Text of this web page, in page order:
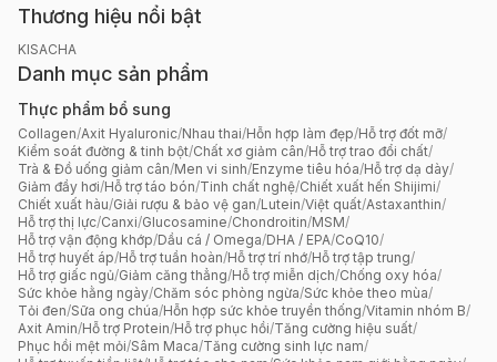
Thương hiệu nổi bật
KISACHA
Danh mục sản phẩm
Thực phẩm bổ sung
Collagen/Axit Hyaluronic/Nhau thai/Hỗn hợp làm đẹp/Hỗ trợ đốt mỡ/
Kiểm soát đường & tinh bột/Chất xơ giảm cân/Hỗ trợ trao đổi chất/
Trà & Đồ uống giảm cân/Men vi sinh/Enzyme tiêu hóa/Hỗ trợ dạ dày/
Giảm đầy hơi/Hỗ trợ táo bón/Tinh chất nghệ/Chiết xuất hến Shijimi/
Chiết xuất hàu/Giải rượu & bảo vệ gan/Lutein/Việt quất/Astaxanthin/
Hỗ trợ thị lực/Canxi/Glucosamine/Chondroitin/MSM/
Hỗ trợ vận động khớp/Dầu cá / Omega/DHA / EPA/CoQ10/
Hỗ trợ huyết áp/Hỗ trợ tuần hoàn/Hỗ trợ trí nhớ/Hỗ trợ tập trung/
Hỗ trợ giấc ngủ/Giảm căng thẳng/Hỗ trợ miễn dịch/Chống oxy hóa/
Sức khỏe hằng ngày/Chăm sóc phòng ngừa/Sức khỏe theo mùa/
Tỏi đen/Sữa ong chúa/Hỗn hợp sức khỏe truyền thống/Vitamin nhóm B/
Axit Amin/Hỗ trợ Protein/Hỗ trợ phục hồi/Tăng cường hiệu suất/
Phục hồi mệt mỏi/Sâm Maca/Tăng cường sinh lực nam/